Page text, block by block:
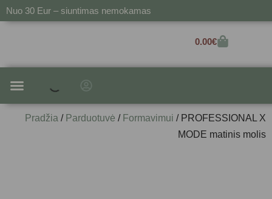
Nuo 30 Eur – siuntimas nemokamas
0.00€
Pradžia / Parduotuvė / Formavimui / PROFESSIONAL X
MODE matinis molis